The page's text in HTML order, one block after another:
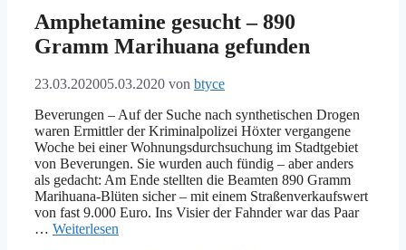
Amphetamine gesucht – 890
Gramm Marihuana gefunden
23.03.202005.03.2020 von btyce
Beverungen – Auf der Suche nach synthetischen Drogen
waren Ermittler der Kriminalpolizei Höxter vergangene
Woche bei einer Wohnungsdurchsuchung im Stadtgebiet
von Beverungen. Sie wurden auch fündig – aber anders
als gedacht: Am Ende stellten die Beamten 890 Gramm
Marihuana-Blüten sicher – mit einem Straßenverkaufswert
von fast 9.000 Euro. Ins Visier der Fahnder war das Paar
… Weiterlesen